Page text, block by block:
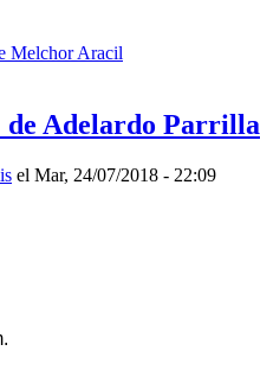
Melchor Aracil
de Adelardo Parrilla
el Mar, 24/07/2018 - 22:09